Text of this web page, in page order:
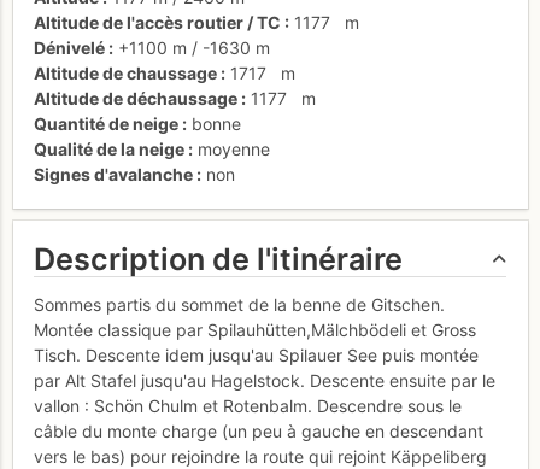
Altitude de l'accès routier / TC
1177
m
Dénivelé
+1100 m / -1630 m
Altitude de chaussage
1717
m
Altitude de déchaussage
1177
m
Quantité de neige
bonne
Qualité de la neige
moyenne
Signes d'avalanche
non
Description de l'itinéraire
Sommes partis du sommet de la benne de Gitschen.
Montée classique par Spilauhütten,Mälchbödeli et Gross
Tisch. Descente idem jusqu'au Spilauer See puis montée
par Alt Stafel jusqu'au Hagelstock. Descente ensuite par le
vallon : Schön Chulm et Rotenbalm. Descendre sous le
câble du monte charge (un peu à gauche en descendant
vers le bas) pour rejoindre la route qui rejoint Käppeliberg